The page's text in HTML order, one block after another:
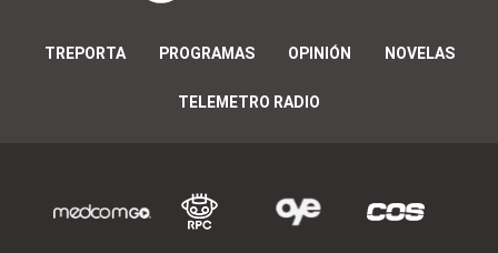
TREPORTA PROGRAMAS OPINIÓN NOVELAS
TELEMETRO RADIO